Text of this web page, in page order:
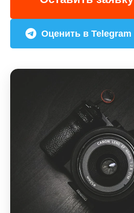
Оценить в Telegram